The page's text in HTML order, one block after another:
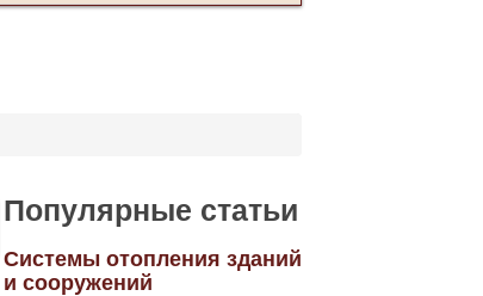
Популярные статьи
Системы отопления зданий
и сооружений